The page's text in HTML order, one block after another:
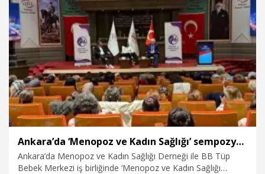
18.04.2026 Video
Ankara’da ‘Menopoz ve Kadın Sağlığı’ sempozyumu düzenlendi
Ankara’da Menopoz ve Kadın Sağlığı Derneği ile BB Tüp
Bebek Merkezi iş birliğinde ‘Menopoz ve Kadın Sağlığı